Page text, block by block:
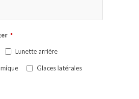
*
Lunette arrière
Glaces latérales